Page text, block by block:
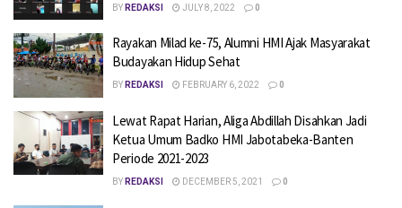
BY REDAKSI JULY 8, 2022 0
Rayakan Milad ke-75, Alumni HMI Ajak Masyarakat
Budayakan Hidup Sehat
BY REDAKSI FEBRUARY 6, 2022 0
Lewat Rapat Harian, Aliga Abdillah Disahkan Jadi
Ketua Umum Badko HMI Jabotabeka-Banten
Periode 2021-2023
BY REDAKSI DECEMBER 5, 2021 0